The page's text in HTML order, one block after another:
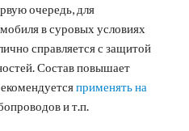
очередь, для
в суровых условиях
справляется с защитой
Состав повышает
применять на
и т.п.